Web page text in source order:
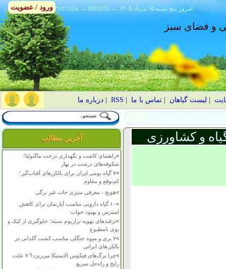
٢١/٢/١٤٤٨ --- 8/6/2026 --- ۱۴۰۵ پنج شنبه ۱۵ مرداد امروز
و فضای سبز
لیست گیاهان |تماس با ما RSS
|درباره ما
آخرین مطالب
>راهنمای کاشت و نگهداری درخت ماگنولیا؛
شکوفه‌های درشت در بهار
>
۷ گیاه بومی ایران برای بالکن‌های آفتاب‌گیر؛
کم‌توقع و مقاوم
>هویج - معرفی سبزی جات غیر برگی
>
۱۰ گیاه دارویی مناسب آپارتمان برای کاهش
استرس و بهبود خواب
>ترفندهای تهویه تراریوم بسته؛ جلوگیری از کپک و
بوی نامطبوع
>
۷ بری و میوه جنگلی مناسب کشت گلدانی در
بالکن‌های ایرانی
>
چرا برگ‌های فیکوس الاستیکا می‌ریزد؟ ۷ علت
رایج و راه‌حل سریع
و کشاورزی
ورود / عضویت